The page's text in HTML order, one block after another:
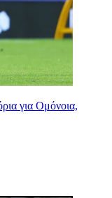
για Ομόνοια,